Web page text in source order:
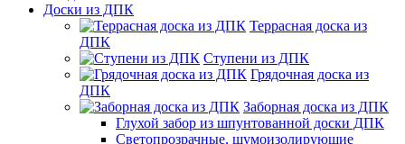
Доски из ДПК
Террасная доска из
ДПК
Ступени из ДПК
Грядочная доска из
ДПК
Заборная доска из ДПК
Глухой забор из шпунтованной доски ДПК
Светопрозрачные, шумоизолирующие